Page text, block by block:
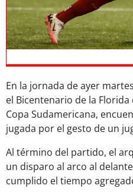
En la jornada de ayer
el Bicentenario de la
Copa Sudamericana,
jugada por el gesto de un
Al término del partido, el
un disparo al arco al
cumplido el tiempo